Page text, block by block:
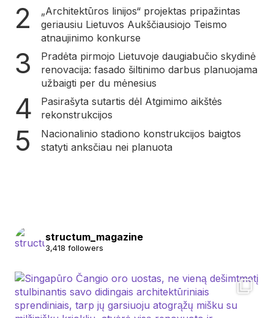
„Architektūros linijos“ projektas pripažintas
geriausiu Lietuvos Aukščiausiojo Teismo
atnaujinimo konkurse
Pradėta pirmojo Lietuvoje daugiabučio skydinė
renovacija: fasado šiltinimo darbus planuojama
užbaigti per du mėnesius
Pasirašyta sutartis dėl Atgimimo aikštės
rekonstrukcijos
Nacionalinio stadiono konstrukcijos baigtos
statyti anksčiau nei planuota
structum_magazine
3,418 followers